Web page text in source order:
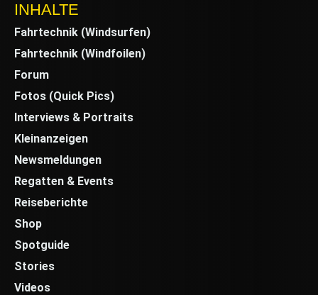
INHALTE
Fahrtechnik (Windsurfen)
Fahrtechnik (Windfoilen)
Forum
Fotos (Quick Pics)
Interviews & Portraits
Kleinanzeigen
Newsmeldungen
Regatten & Events
Reiseberichte
Shop
Spotguide
Stories
Videos